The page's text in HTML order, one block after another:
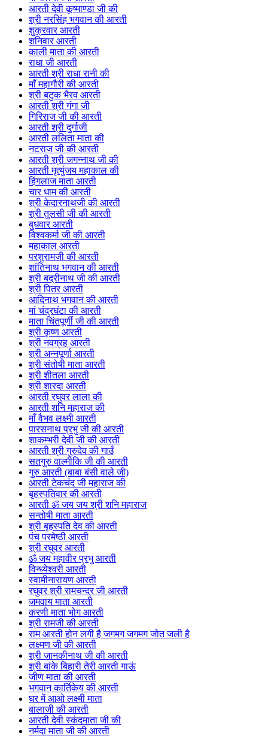
आरती देवी कूष्माण्डा जी की
श्री नरसिंह भगवान की आरती
शुक्रवार आरती
शनिवार आरती
काली माता की आरती
राधा जी आरती
आरती श्री राधा रानी की
माँ महागौरी की आरती
श्री बटुक भैरव आरती
आरती श्री गंगा जी
गिरिराज जी की आरती
आरती श्री दुर्गाजी
आरती ललिता माता की
नटराज जी की आरती
आरती श्री जगन्नाथ जी की
आरती मृत्युंजय महाकाल की
हिंगलाज माता आरती
चार धाम की आरती
श्री केदारनाथजी की आरती
श्री तुलसी जी की आरती
बुधवार आरती
विश्वकर्मा जी की आरती
महाकाल आरती
परशुरामजी की आरती
शांतिनाथ भगवान की आरती
श्री बद्रीनाथ जी की आरती
श्री पितर आरती
आदिनाथ भगवान की आरती
मां चंद्रघंटा की आरती
माता चिंतपूर्णी जी की आरती
श्री कृष्ण आरती
श्री नवग्रह आरती
श्री अन्नपूर्णा आरती
श्री संतोषी माता आरती
श्री शीतला आरती
श्री शारदा आरती
आरती रघुवर लाला की
आरती शनि महाराज की
माँ वैभव लक्ष्मी आरती
पारसनाथ प्रभु जी की आरती
शाकम्भरी देवी जी की आरती
आरती श्री गुरुदेव की गाउँ
सतगुरु वाल्मीकि जी की आरती
गुरु आरती (बाबा बंसी वाले जी)
आरती टेकचंद जी महाराज की
बृहस्पतिवार की आरती
आरती ॐ जय जय श्री शनि महाराज
सन्तोषी माता आरती
श्री बृहस्पति देव की आरती
पंच परमेष्ठी आरती
श्री रघुवर आरती
ॐ जय महावीर प्रभु आरती
विन्ध्येश्वरी आरती
स्वामीनारायण आरती
रघुवर श्री रामचन्द्र जी आरती
जमवाय माता आरती
करणी माता भोग आरती
श्री रामजी की आरती
राम आरती होन लगी है जगमग जगमग जोत जली है
लक्ष्मण जी की आरती
श्री जानकीनाथ जी की आरती
श्री बांके बिहारी तेरी आरती गाऊं
जीण माता की आरती
भगवान कार्तिकेय की आरती
घर में आओ लक्ष्मी माता
बालाजी की आरती
आरती देवी स्कंदमाता जी की
नर्मदा माता जी की आरती